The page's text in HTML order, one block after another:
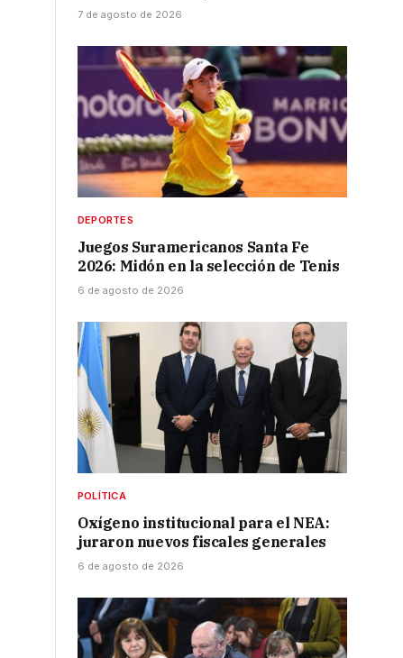
7 de agosto de 2026
DEPORTES
Juegos Suramericanos Santa Fe
2026: Midón en la selección de Tenis
6 de agosto de 2026
POLÍTICA
Oxígeno institucional para el NEA:
juraron nuevos fiscales generales
6 de agosto de 2026